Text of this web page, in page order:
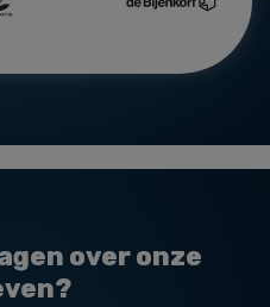
over onze